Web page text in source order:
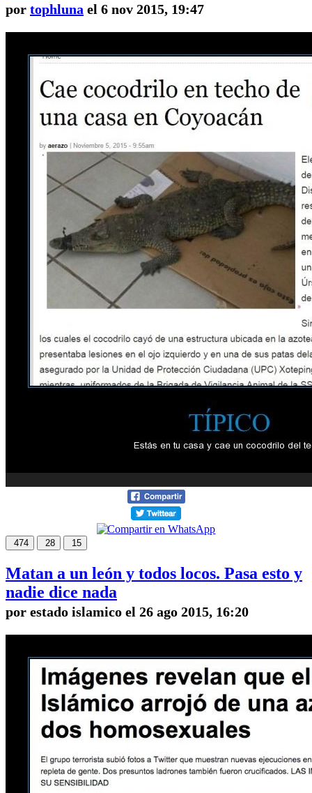
por tophluna el 6 nov 2015, 19:47
474 28 15
Matan a un león y todos locos. Pasa esto y
nadie dice nada
por estado islamico el 26 ago 2015, 16:20